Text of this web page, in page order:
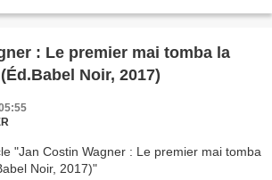
: Le premier mai tomba la
Noir, 2017)